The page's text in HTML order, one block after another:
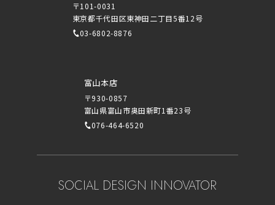
〒101-0031
東京都千代田区東神田二丁目5番12号
03-6802-8876
富山本店
〒930-0857
富山県富山市奥田新町1番23号
076-464-6520
SOCIAL DESIGN INNOVATOR